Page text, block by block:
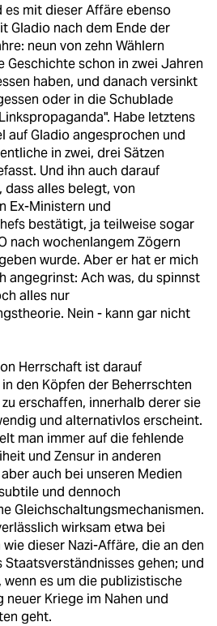
es mit dieser Affäre ebenso
Gladio nach dem Ende der
neun von zehn Wählern
Geschichte schon in zwei Jahren
haben, und danach versinkt
oder in die Schublade
Habe letztens
auf Gladio angesprochen und
in zwei, drei Sätzen
Und ihn auch darauf
dass alles belegt, von
Ex-Ministern und
bestätigt, ja teilweise sogar
nach wochenlangem Zögern
wurde. Aber er hat er mich
angegrinst: Ach was, du spinnst
alles nur
Nein - kann gar nicht
Herrschaft ist darauf
den Köpfen der Beherrschten
erschaffen, innerhalb derer sie
und alternativlos erscheint.
man immer auf die fehlende
und Zensur in anderen
auch bei unseren Medien
und dennoch
Gleichschaltungsmechanismen.
wirksam etwa bei
dieser Nazi-Affäre, die an den
Staatsverständnisses gehen; und
wenn es um die publizistische
neuer Kriege im Nahen und
geht.